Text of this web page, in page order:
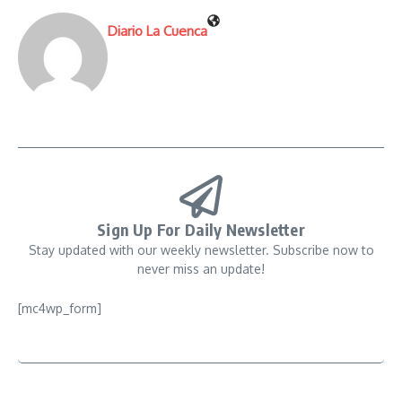
Diario La Cuenca
Sign Up For Daily Newsletter
Stay updated with our weekly newsletter. Subscribe now to
never miss an update!
[mc4wp_form]